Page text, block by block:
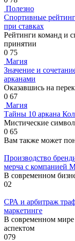
Полезно
Спортивные
при ставках
Рейтинги команд и
принятии
0 75
Магия
Значение и
арканами
Оказавшись на
0 67
Магия
Тайны 10 аркана
Мистические
0 65
Вам также может
Производство
мерча с компанией
В современном
02
СРА и арбитраж
маркетинге
В современном
аспектом
079